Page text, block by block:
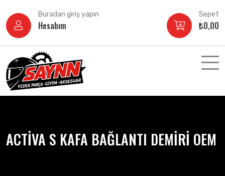
atla
Buradan giriş yapın
Hesabım
Sepet
₺0,00
ACTİVA S KAFA BAĞLANTI DEMİRİ OEM